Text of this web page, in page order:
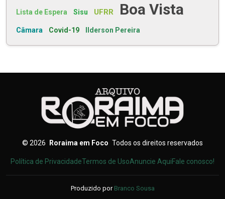
Lista de Espera Sisu UFRR Boa Vista
Câmara Covid-19 Ilderson Pereira
© 2026 Roraima em Foco Todos os direitos reservados
Política de PrivacidadeTermos de UsoAnuncie AquiFale conosco!
Produzido por Branco Sousa